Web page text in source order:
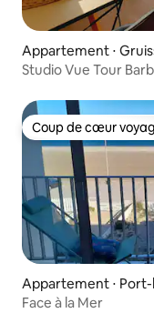
Appartement ⋅
Studio Vue Tour
Coup de cœur
Coup de cœur
Appartement ⋅
Face à la Mer